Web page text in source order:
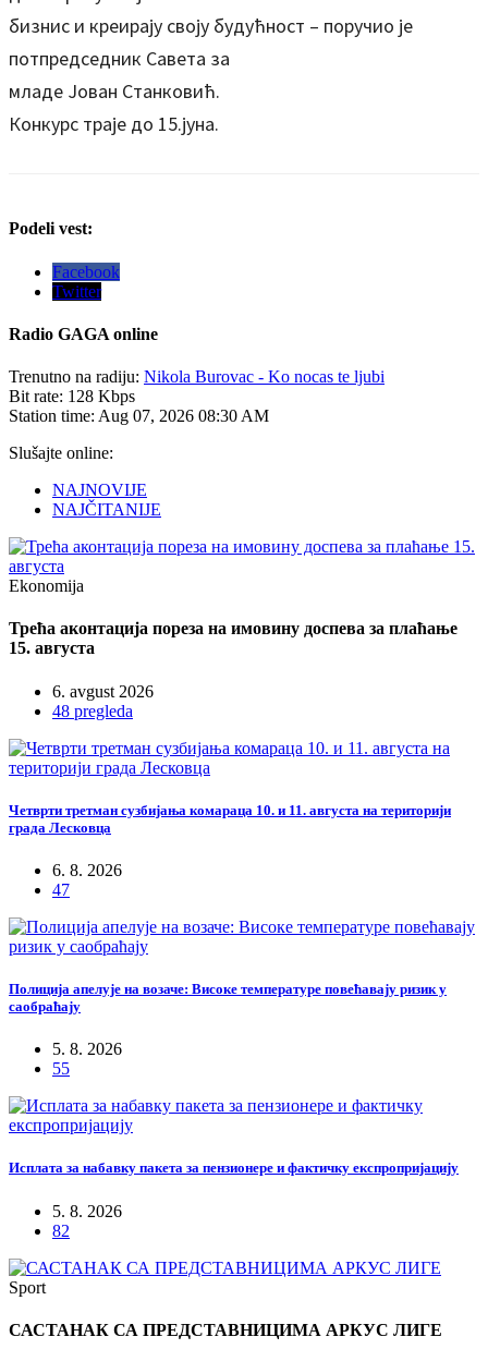
бизнис и креирају своју будућност – поручио је
потпредседник Савета за
младе Јован Станковић.
Конкурс траје до 15.јуна.
Podeli vest:
Facebook
Twitter
Radio GAGA online
Trenutno na radiju: Nikola Burovac - Ko nocas te ljubi
Bit rate: 128 Kbps
Station time: Aug 07, 2026 08:30 AM
Slušajte online:
NAJNOVIJE
NAJČITANIJE
Ekonomija
Трећа аконтација пореза на имовину доспева за плаћање
15. августа
6. avgust 2026
48 pregleda
Четврти третман сузбијања комараца 10. и 11. августа на територији
града Лесковца
6. 8. 2026
47
Полиција апелује на возаче: Високе температуре повећавају ризик у
саобраћају
5. 8. 2026
55
Исплата за набавку пакета за пензионере и фактичку експропријацију
5. 8. 2026
82
Sport
САСТАНАК СА ПРЕДСТАВНИЦИМА АРКУС ЛИГЕ